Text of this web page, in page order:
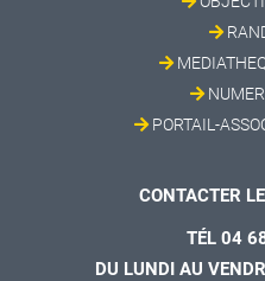
PORTAIL-
CONTACTER
TÉL 04
DU LUNDI AU